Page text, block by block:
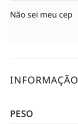
Não sei meu cep
PESO